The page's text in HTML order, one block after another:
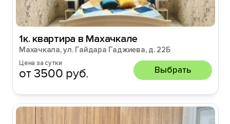
1к. квартира в Махачкале
Махачкала, ул. Гайдара Гаджиева, д. 22Б
Цена за сутки
от 3500 руб. Выбрать